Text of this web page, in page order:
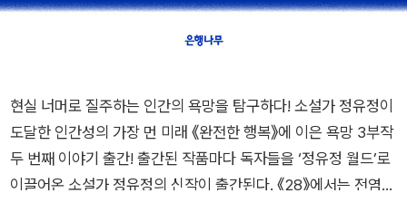
현실 너머로 질주하는 인간의 욕망을 탐구하다! 소설가 정유정이
도달한 인간성의 가장 먼 미래 《완전한 행복》에 이은 욕망 3부작
두 번째 이야기 출간! 출간된 작품마다 독자들을 ‘정유정 월드’로
이끌어온 소설가 정유정의 신작이 출간된다. 《28》에서는 전염병